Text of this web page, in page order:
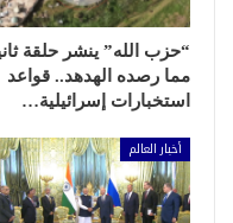
“حزب الله” ينشر حلقة
مما رصده الهدهد.. قواعد
استخبارات إسرائيلية…
أخبار العالم